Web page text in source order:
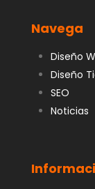
Navega
Diseño
Diseño
SEO
Noticias